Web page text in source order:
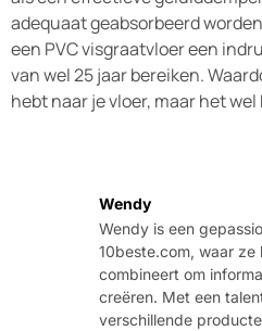
adequaat geabsorbeerd
een PVC visgraatvloer een
van wel 25 jaar bereiken.
hebt naar je vloer, maar het
Wendy
Wendy is een
10beste.com, waar ze
combineert om
creëren. Met een
verschillende